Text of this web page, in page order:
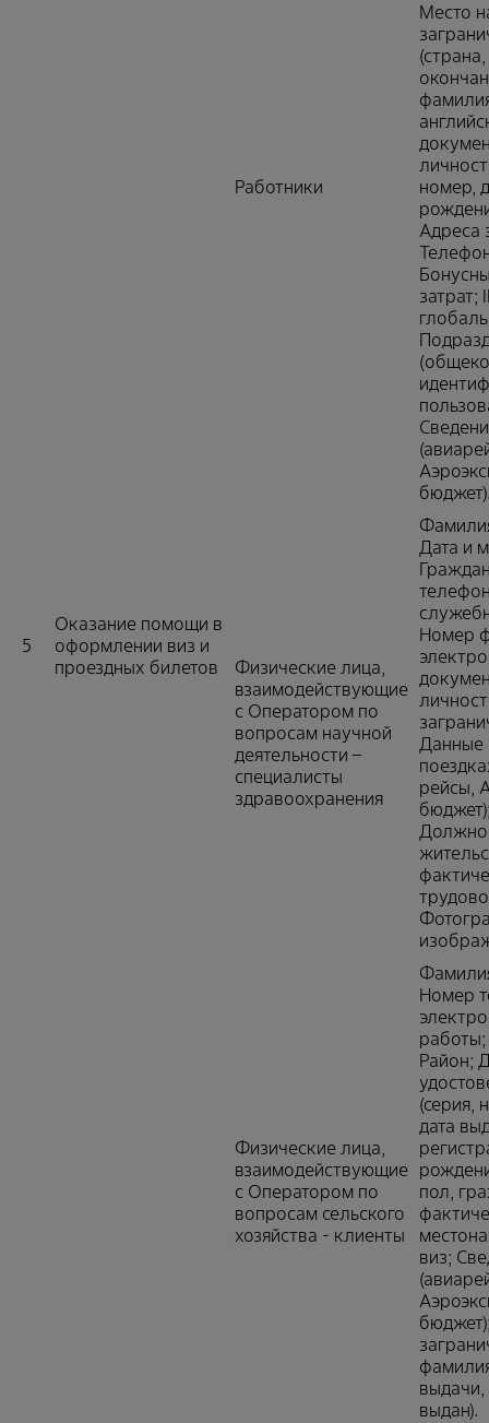
5
Оказание помощи в
оформлении виз и
проездных билетов
Работники
Место
номер,
Адреса
затрат;
Физические лица,
взаимодействующие
с Оператором по
вопросам научной
деятельности –
специалисты
здравоохранения
Дата и
Номер
Данные
рейсы,
Физические лица,
взаимодействующие
с Оператором по
вопросам сельского
хозяйства - клиенты
Номер
Район;
(серия,
дата
пол,
виз;
выдачи,
выдан).